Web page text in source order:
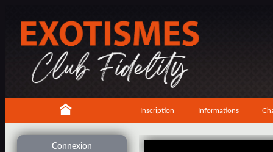
Inscription Informations
Connexion